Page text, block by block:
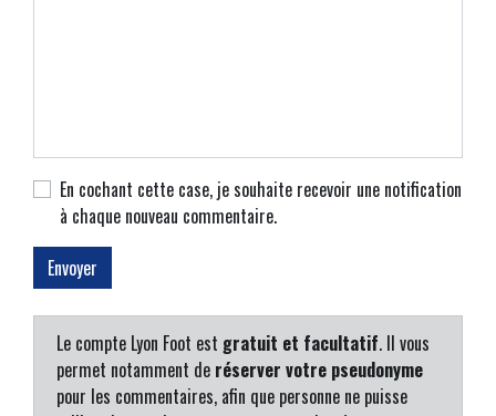
En cochant cette case, je souhaite recevoir une notification
à chaque nouveau commentaire.
Le compte Lyon Foot est gratuit et facultatif. Il vous
permet notamment de réserver votre pseudonyme
pour les commentaires, afin que personne ne puisse